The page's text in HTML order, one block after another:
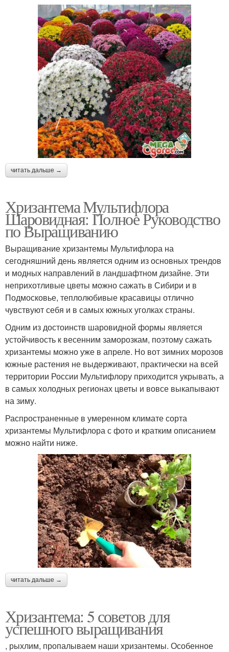
читать дальше →
Хризантема Мультифлора
Шаровидная: Полное Руководство
по Выращиванию
Выращивание хризантемы Мультифлора на
сегодняшний день является одним из основных трендов
и модных направлений в ландшафтном дизайне. Эти
неприхотливые цветы можно сажать в Сибири и в
Подмосковье, теплолюбивые красавицы отлично
чувствуют себя и в самых южных уголках страны.
Одним из достоинств шаровидной формы является
устойчивость к весенним заморозкам, поэтому сажать
хризантемы можно уже в апреле. Но вот зимних морозов
южные растения не выдерживают, практически на всей
территории России Мультифлору приходится укрывать, а
в самых холодных регионах цветы и вовсе выкапывают
на зиму.
Распространенные в умеренном климате сорта
хризантемы Мультифлора с фото и кратким описанием
можно найти ниже.
читать дальше →
Хризантема: 5 советов для
успешного выращивания
, рыхлим, пропалываем наши хризантемы. Особенное